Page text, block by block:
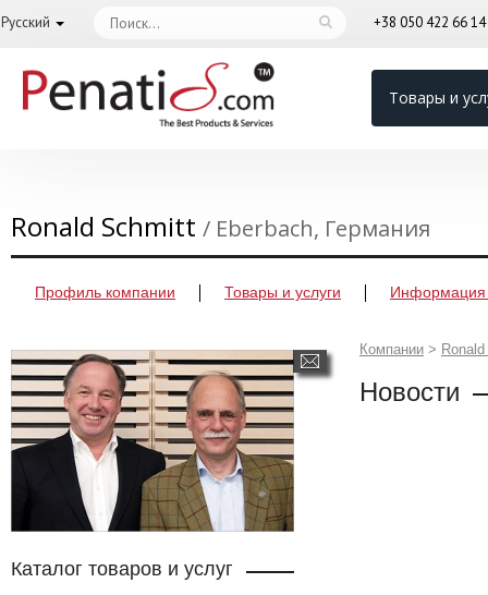
Русский +38 050 422 66 14
Товары и
Ronald Schmitt / Eberbach, Германия
Профиль компании Товары и услуги Информация
Каталог товаров и услуг
Компании >
Новости